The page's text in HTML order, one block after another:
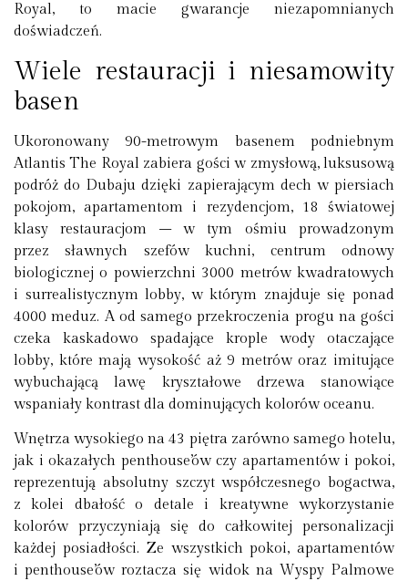
Royal, to macie gwarancje niezapomnianych
doświadczeń.
Wiele restauracji i niesamowity
basen
Ukoronowany 90-metrowym basenem podniebnym
Atlantis The Royal zabiera gości w zmysłową, luksusową
podróż do Dubaju dzięki zapierającym dech w piersiach
pokojom, apartamentom i rezydencjom, 18 światowej
klasy restauracjom – w tym ośmiu prowadzonym
przez sławnych szefów kuchni, centrum odnowy
biologicznej o powierzchni 3000 metrów kwadratowych
i surrealistycznym lobby, w którym znajduje się ponad
4000 meduz. A od samego przekroczenia progu na gości
czeka kaskadowo spadające krople wody otaczające
lobby, które mają wysokość aż 9 metrów oraz imitujące
wybuchającą lawę kryształowe drzewa stanowiące
wspaniały kontrast dla dominujących kolorów oceanu.
Wnętrza wysokiego na 43 piętra zarówno samego hotelu,
jak i okazałych penthouse’ów czy apartamentów i pokoi,
reprezentują absolutny szczyt współczesnego bogactwa,
z kolei dbałość o detale i kreatywne wykorzystanie
kolorów przyczyniają się do całkowitej personalizacji
każdej posiadłości. Ze wszystkich pokoi, apartamentów
i penthouse’ów roztacza się widok na Wyspy Palmowe